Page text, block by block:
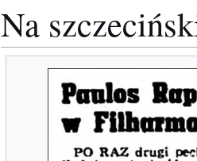
Na